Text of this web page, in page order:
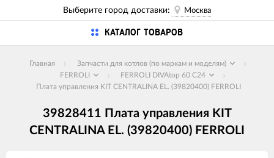
Выберите город доставки:
Москва
КАТАЛОГ ТОВАРОВ
Главная
Запчасти для котлов (по маркам и моделям)
FERROLI
FERROLI DIVAtop 60 C24
Плата управления KIT CENTRALINA EL. (39820400) FERROLI
39828411 Плата управления KIT
CENTRALINA EL. (39820400) FERROLI